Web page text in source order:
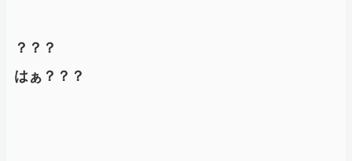
？？？
はぁ？？？